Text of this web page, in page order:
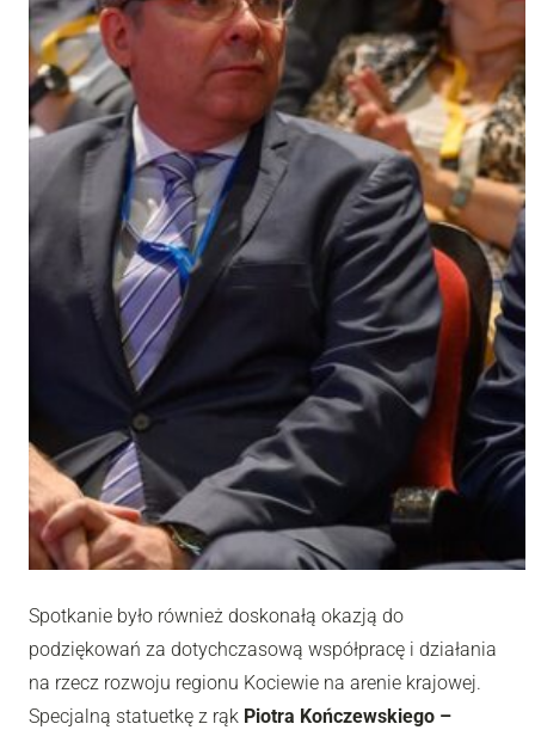
Spotkanie było również doskonałą okazją do
podziękowań za dotychczasową współpracę i działania
na rzecz rozwoju regionu Kociewie na arenie krajowej.
Specjalną statuetkę z rąk Piotra Kończewskiego –